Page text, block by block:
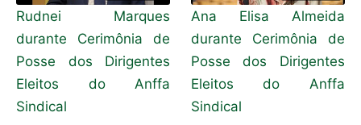
Rudnei Marques
durante Cerimônia de
Posse dos Dirigentes
Eleitos do Anffa
Sindical
Ana Elisa Almeida
durante Cerimônia de
Posse dos Dirigentes
Eleitos do Anffa
Sindical